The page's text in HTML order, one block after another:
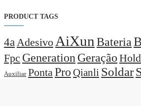
PRODUCT TAGS
4aAdesivoAiXunBateria
Fpc GenerationGeração
Auxiliar PontaPro Qianli Soldar